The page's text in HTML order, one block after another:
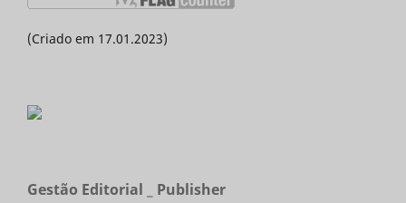
(Criado em 17.01.2023)
Gestão Editorial _ Publisher